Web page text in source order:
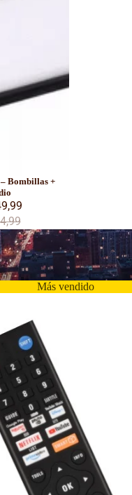
Bombillas +
Más vendido